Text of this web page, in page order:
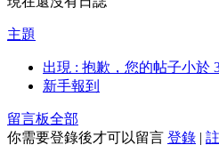
主題
出現 : 抱歉，您的帖子小於
新手報到
留言板全部
你需要登錄後才可以留言 登錄 |